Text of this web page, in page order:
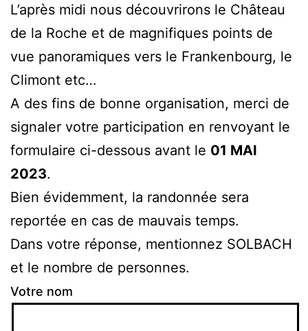
L’après midi nous découvrirons le Château
de la Roche et de magnifiques points de
vue panoramiques vers le Frankenbourg, le
Climont etc…
A des fins de bonne organisation, merci de
signaler votre participation en renvoyant le
formulaire ci-dessous avant le 01 MAI
2023.
Bien évidemment, la randonnée sera
reportée en cas de mauvais temps.
Dans votre réponse, mentionnez SOLBACH
et le nombre de personnes.
Votre nom